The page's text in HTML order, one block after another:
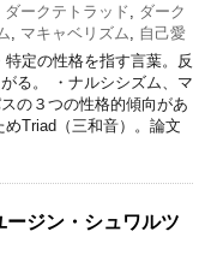
ダークテトラッド
ダーク
マキャベリズム
自己愛
定の性格を指す言葉。反
る。 ・ナルシシズム、マ
の３つの性格的傾向があ
Triad（三和音）。論文
ジン・シュワルツ